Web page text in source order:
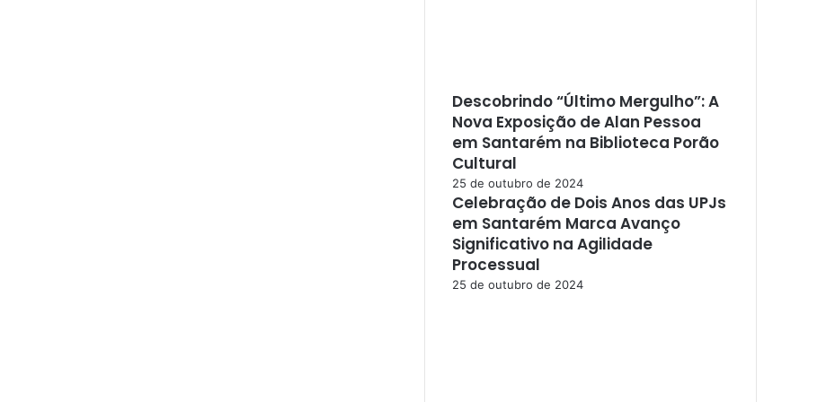
Descobrindo “Último Mergulho”: A
Nova Exposição de Alan Pessoa
em Santarém na Biblioteca Porão
Cultural
25 de outubro de 2024
Celebração de Dois Anos das UPJs
em Santarém Marca Avanço
Significativo na Agilidade
Processual
25 de outubro de 2024